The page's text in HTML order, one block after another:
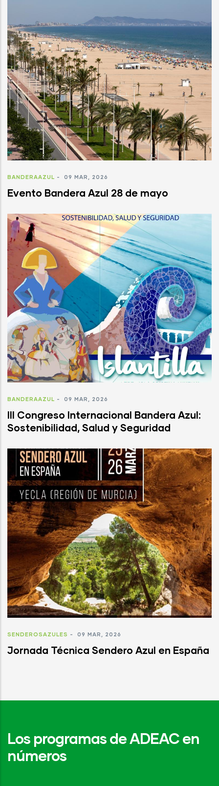
BANDERAAZUL - 09 MAR, 2026
Evento Bandera Azul 28 de mayo
BANDERAAZUL - 09 MAR, 2026
III Congreso Internacional Bandera Azul:
Sostenibilidad, Salud y Seguridad
SENDEROSAZULES - 09 MAR, 2026
Jornada Técnica Sendero Azul en España
Los programas de ADEAC en
números